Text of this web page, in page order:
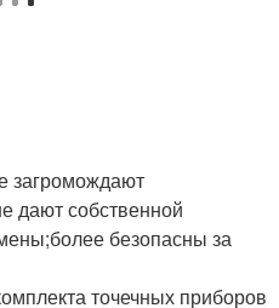
загромождают
дают собственной
безопасны за
точечных приборов